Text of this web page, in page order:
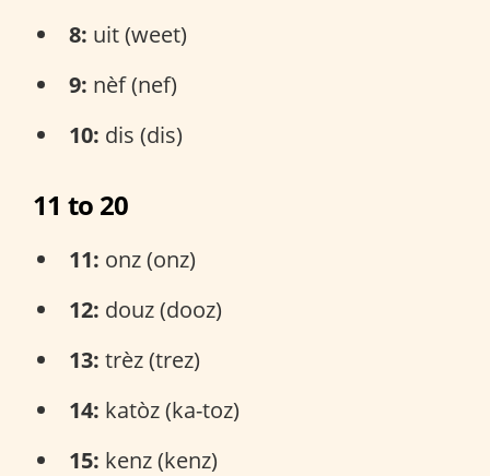
8: uit (weet)
9: nèf (nef)
10: dis (dis)
11 to 20
11: onz (onz)
12: douz (dooz)
13: trèz (trez)
14: katòz (ka-toz)
15: kenz (kenz)